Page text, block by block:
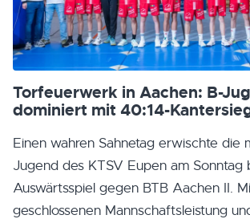
Torfeuerwerk in Aachen: B-
dominiert mit 40:14-
Einen wahren Sahnetag erwischte die
Jugend des KTSV Eupen am Sonntag
Auswärtsspiel gegen BTB Aachen II.
geschlossenen Mannschaftsleistung